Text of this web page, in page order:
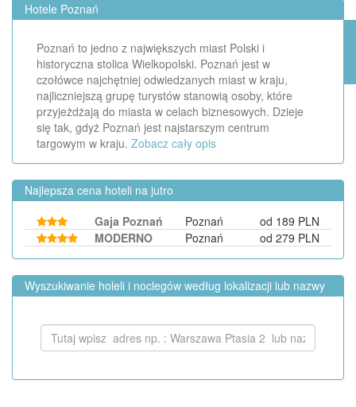
Hotele Poznań
Poznań to jedno z największych miast Polski i
historyczna stolica Wielkopolski. Poznań jest w
czołówce najchętniej odwiedzanych miast w kraju,
najliczniejszą grupę turystów stanowią osoby, które
przyjeżdżają do miasta w celach biznesowych. Dzieje
się tak, gdyż Poznań jest najstarszym centrum
targowym w kraju. Zobacz cały opis
Najlepsza cena hoteli na jutro
Gaja Poznań
Poznań
od 189 PLN
MODERNO
Poznań od 279 PLN
Wyszukiwanie holeli i noclegów według lokalizacji lub nazwy